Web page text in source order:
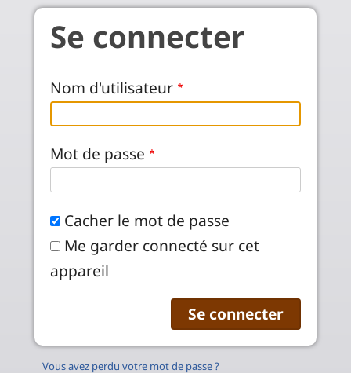
Aller au contenu principal
Se connecter
Nom d'utilisateur
Mot de passe
Cacher le mot de passe
Me garder connecté sur cet
appareil
Vous avez perdu votre mot de passe ?